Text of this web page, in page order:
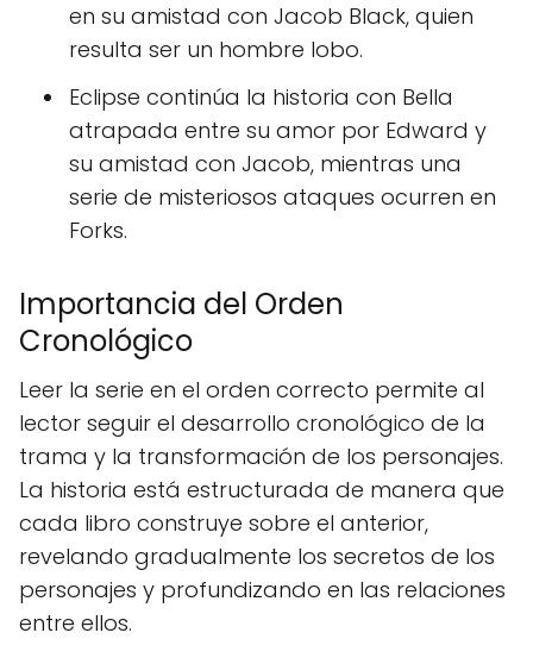
en su amistad con Jacob Black, quien
resulta ser un hombre lobo.
Eclipse continúa la historia con Bella
atrapada entre su amor por Edward y
su amistad con Jacob, mientras una
serie de misteriosos ataques ocurren en
Forks.
Importancia del Orden
Cronológico
Leer la serie en el orden correcto permite al
lector seguir el desarrollo cronológico de la
trama y la transformación de los personajes.
La historia está estructurada de manera que
cada libro construye sobre el anterior,
revelando gradualmente los secretos de los
personajes y profundizando en las relaciones
entre ellos.